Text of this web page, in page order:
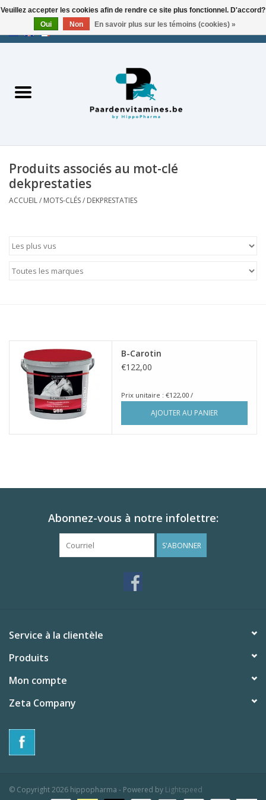
EUR/USD 0 Articles - €0,00
Horse Feed
Contactez-nous
Produits associés au mot-clé
dekprestaties
ACCUEIL/ MOTS-CLÉS/ DEKPRESTATIES
B-Carotin
€122,00
Prix unitaire : €122,00 /
AJOUTER AU PANIER
Abonnez-vous à notre infolettre:
S'ABONNER
Service à la clientèle
Produits
Mon compte
Zeta Company
© Copyright 2026 hippopharma - Powered by Lightspeed
Veuillez accepter les cookies afin de rendre ce site plus fonctionnel. D'accord?
Oui
Non En savoir plus sur les témoins (cookies) »